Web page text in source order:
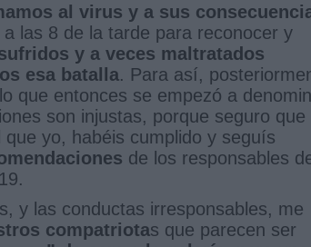
al virus y a sus
las 8 de la tarde para reconocer y
y a veces maltratados
esa batalla. Para así,
que entonces se empezó a
son injustas, porque seguro que
yo, habéis cumplido y seguís
de los responsables
y las conductas irresponsables, me
compatriotas que parecen ser